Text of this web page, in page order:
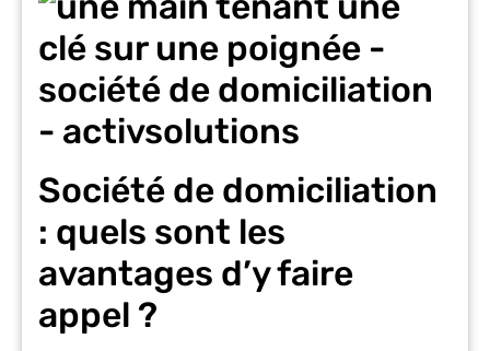
Société de domiciliation
: quels sont les
avantages d’y faire
appel ?